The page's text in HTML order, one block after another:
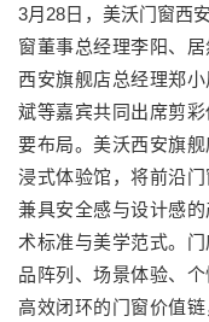
3月28日，美沃门窗西
窗董事总经理李阳、
西安旗舰店总经理郑
斌等嘉宾共同出席剪
要布局。美沃西安旗
浸式体验馆，将前沿
兼具安全感与设计感
术标准与美学范式。
品阵列、场景体验、
高效闭环的门窗价值